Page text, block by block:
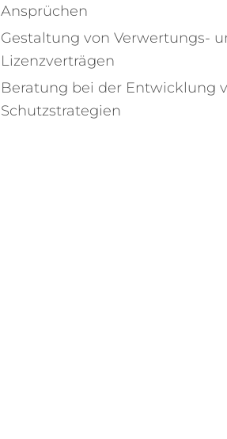
Ansprüchen
Gestaltung von Verwertungs-
Lizenzverträgen
Beratung bei der Entwicklung
Schutzstrategien